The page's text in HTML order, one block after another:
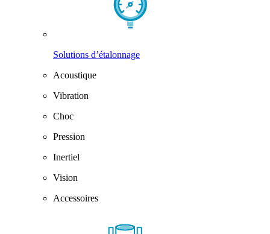
Solutions d’étalonnage
Acoustique
Vibration
Choc
Pression
Inertiel
Vision
Accessoires